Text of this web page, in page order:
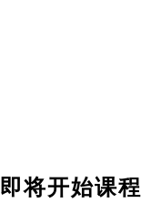
即将开始课程